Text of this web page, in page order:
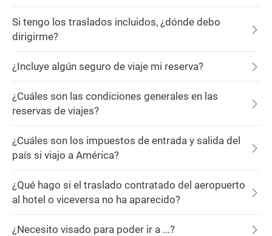
Si tengo los traslados incluidos, ¿dónde debo
dirigirme?
¿Incluye algún seguro de viaje mi reserva?
¿Cuáles son las condiciones generales en las
reservas de viajes?
¿Cuáles son los impuestos de entrada y salida del
país si viajo a América?
¿Qué hago si el traslado contratado del aeropuerto
al hotel o viceversa no ha aparecido?
¿Necesito visado para poder ir a ...?